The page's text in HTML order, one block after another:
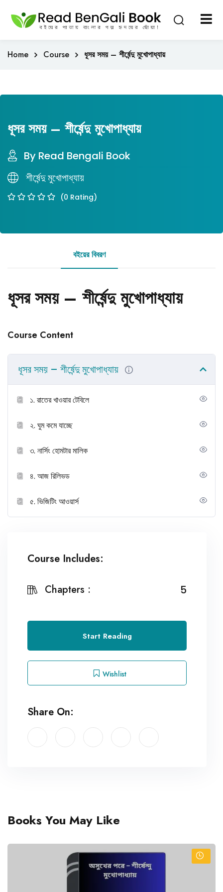
Home Course ধূসর সময় – শীর্ষেন্দু মুখোপাধ্যায়
ধূসর সময় – শীর্ষেন্দু মুখোপাধ্যায়
By Read Bengali Book
শীর্ষেন্দু মুখােপাধ্যায়
(0 Rating)
বইয়ের বিবরণ
ধূসর সময় – শীর্ষেন্দু মুখোপাধ্যায়
Course Content
ধূসর সময় – শীর্ষেন্দু মুখোপাধ্যায়
১. রাতের খাওয়ার টেবিলে
২. ঘুম কমে যাচ্ছে
৩. নার্সিং হোমটার মালিক
৪. আজ রিলিভড
৫. ভিজিটিং আওয়ার্স
Course Includes:
Chapters : 5
Start Reading
Wishlist
Share On:
Books You May Like
Sign in Sign up
Sign in
Remember me